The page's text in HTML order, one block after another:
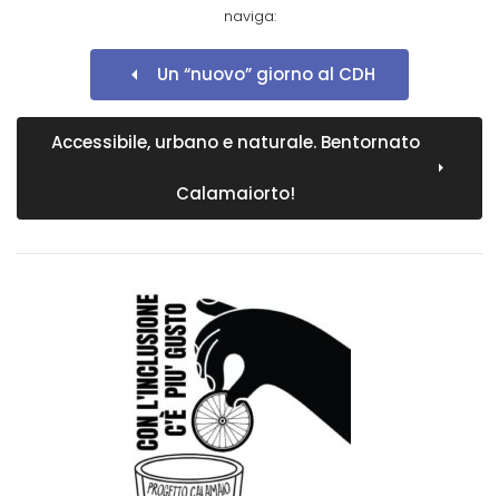
naviga:
Un “nuovo” giorno al CDH
Accessibile, urbano e naturale. Bentornato
Calamaiorto!